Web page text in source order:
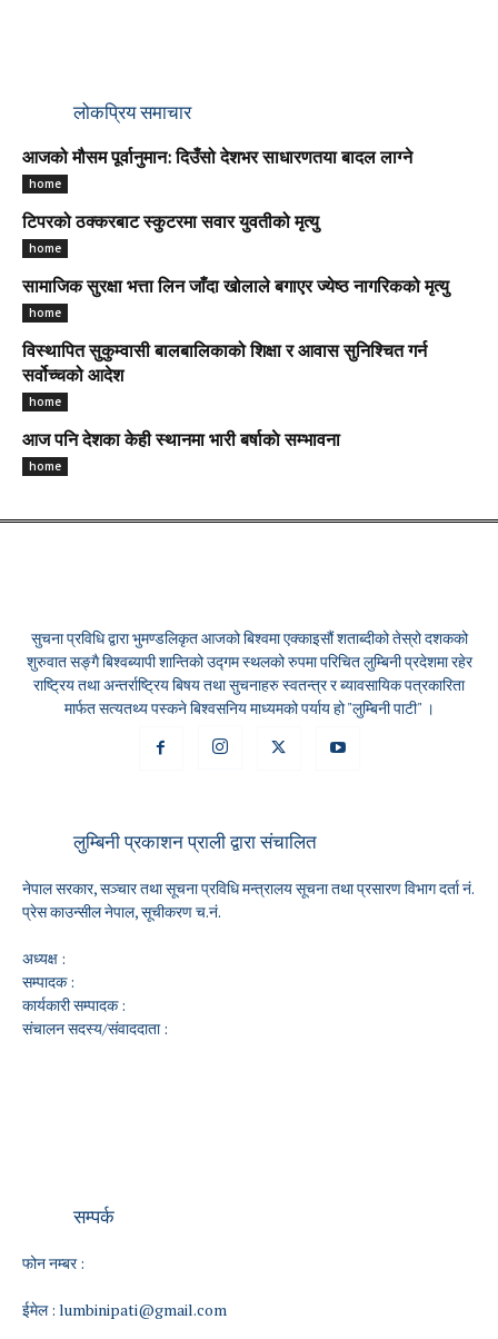
लोकप्रिय समाचार
आजको मौसम पूर्वानुमान: दिउँसो देशभर साधारणतया बादल लाग्ने
home
टिपरको ठक्करबाट स्कुटरमा सवार युवतीको मृत्यु
home
सामाजिक सुरक्षा भत्ता लिन जाँदा खोलाले बगाएर ज्येष्ठ नागरिकको मृत्यु
home
विस्थापित सुकुम्वासी बालबालिकाको शिक्षा र आवास सुनिश्चित गर्न
सर्वोच्चको आदेश
home
आज पनि देशका केही स्थानमा भारी बर्षाकाे सम्भावना
home
सुचना प्रविधि द्वारा भुमण्डलिकृत आजको बिश्वमा एक्काइसौं शताब्दीको तेस्रो दशकको
शुरुवात सङ्गै बिश्वब्यापी शान्तिको उद्गम स्थलको रुपमा परिचित लुम्बिनी प्रदेशमा रहेर
राष्ट्रिय तथा अन्तर्राष्ट्रिय बिषय तथा सुचनाहरु स्वतन्त्र र ब्यावसायिक पत्रकारिता
मार्फत सत्यतथ्य पस्कने बिश्वसनिय माध्यमको पर्याय हो "लुम्बिनी पाटी" ।
लुम्बिनी प्रकाशन प्राली द्वारा संचालित
नेपाल सरकार, सञ्चार तथा सूचना प्रविधि मन्त्रालय सूचना तथा प्रसारण विभाग दर्ता नं.
प्रेस काउन्सील नेपाल, सूचीकरण च.नं.
अध्यक्ष :
सम्पादक :
कार्यकारी सम्पादक :
संचालन सदस्य/संवाददाता :
सम्पर्क
फोन नम्बर :
ईमेल : lumbinipati@gmail.com